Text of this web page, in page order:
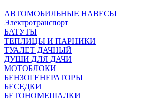
АВТОМОБИЛЬНЫЕ НАВЕСЫ
Электротранспорт
БАТУТЫ
ТЕПЛИЦЫ И ПАРНИКИ
ТУАЛЕТ ДАЧНЫЙ
ДУШИ ДЛЯ ДАЧИ
МОТОБЛОКИ
БЕНЗОГЕНЕРАТОРЫ
БЕСЕДКИ
БЕТОНОМЕШАЛКИ